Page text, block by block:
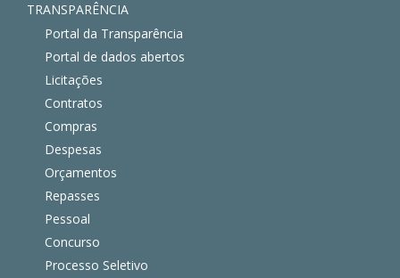
TRANSPARÊNCIA
Portal da Transparência
Portal de dados abertos
Licitações
Contratos
Compras
Despesas
Orçamentos
Repasses
Pessoal
Concurso
Processo Seletivo